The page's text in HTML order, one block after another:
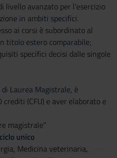
livello avanzato per l’esercizio
in ambiti specifici.
ai corsi è subordinato al
titolo estero comparabile;
specifici decisi dalle singole
Laurea Magistrale, è
(CFU) e aver elaborato e
magistrale”
unico
Medicina veterinaria,